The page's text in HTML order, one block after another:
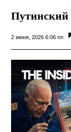
Путинский
2 июня, 2026 6:06 пп